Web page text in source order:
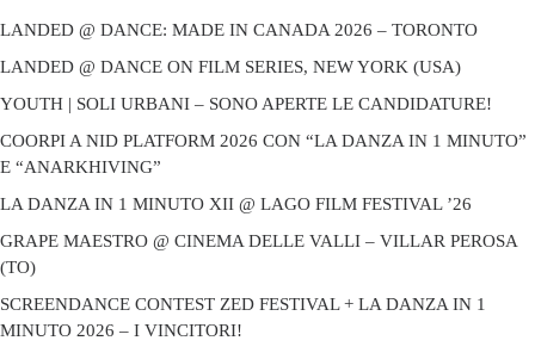
LANDED @ DANCE: MADE IN CANADA 2026 – TORONTO
LANDED @ DANCE ON FILM SERIES, NEW YORK (USA)
YOUTH | SOLI URBANI – SONO APERTE LE CANDIDATURE!
COORPI A NID PLATFORM 2026 CON “LA DANZA IN 1 MINUTO”
E “ANARKHIVING”
LA DANZA IN 1 MINUTO XII @ LAGO FILM FESTIVAL ’26
GRAPE MAESTRO @ CINEMA DELLE VALLI – VILLAR PEROSA
(TO)
SCREENDANCE CONTEST ZED FESTIVAL + LA DANZA IN 1
MINUTO 2026 – I VINCITORI!